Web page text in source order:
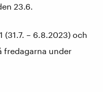
23.6.
(31.7. – 6.8.2023) och
fredagarna under